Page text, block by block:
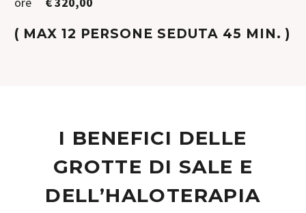
( MAX 12 PERSONE SEDUTA 45 MIN. )
I BENEFICI DELLE
GROTTE DI SALE E
DELL’HALOTERAPIA